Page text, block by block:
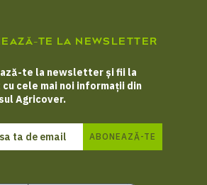
TE LA NEWSLETTER
te la newsletter și fii la
cele mai noi informații din
Agricover.
ABONEAZĂ-TE